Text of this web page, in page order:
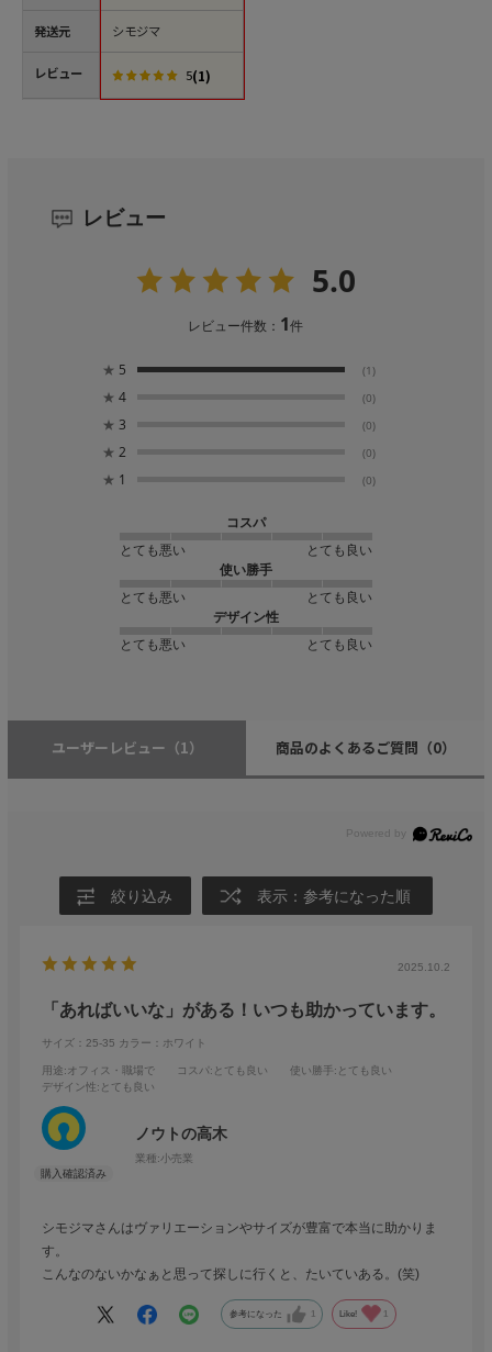
発送元
レビュー
シモジマ
5(1)
レビュー
5.0
レビュー件数： 1件
★ 5 (1)
★ 4 (0)
★ 3 (0)
★ 2 (0)
★ 1 (0)
コスパ
とても悪い
とても良い
使い勝手
とても悪い
とても良い
デザイン性
とても悪い
とても良い
ユーザーレビュー （1） 商品のよくあるご質問 （0）
絞り込み 表示：参考になった順
2025.10.2
「あればいいな」がある！いつも助かっています。
サイズ：25-35 カラー：ホワイト
用途:オフィス・職場で コスパ:とても良い 使い勝手 :とても良い
デザイン性:とても良い
ノウトの高木
業種:小売業
シモジマさんはヴァリエーションやサイズが豊富で本当に助かりま
す。
こんなのないかなぁと思って探しに行くと、たいていある。(笑)
参考になった Like!